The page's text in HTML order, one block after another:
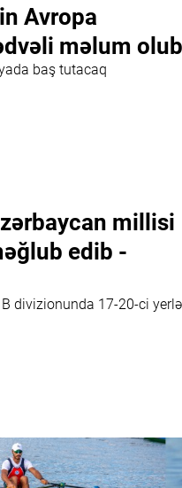
Avropa
məlum olub
baş tutacaq
millisi
edib -
B divizionunda 17-20-ci